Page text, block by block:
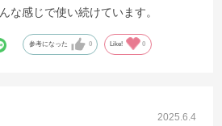
な感じで使い続けています。
参考になった 0 Like! 0
2025.6.4